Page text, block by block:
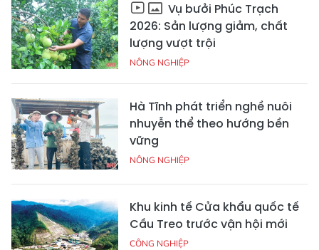
Vụ bưởi Phúc Trạch
2026: Sản lượng giảm, chất
lượng vượt trội
NÔNG NGHIỆP
Hà Tĩnh phát triển nghề nuôi
nhuyễn thể theo hướng bền
vững
NÔNG NGHIỆP
Khu kinh tế Cửa khẩu quốc tế
Cầu Treo trước vận hội mới
CÔNG NGHIỆP